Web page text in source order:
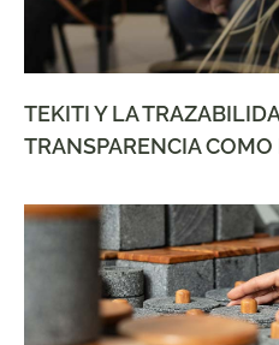
TEKITI Y LA
TRANSPARENCIA